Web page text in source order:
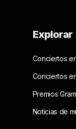
Explorar
Conciertos
Conciertos
Premios
Noticias de